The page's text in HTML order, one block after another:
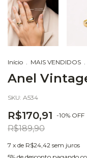
Início MAIS VENDIDOS
Anel
SKU: A534
R$170,91 -10% OFF
R$189,90
7 x de R$24,42 sem juros